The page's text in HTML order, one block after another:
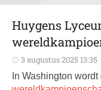
Huygens
3 augustus 2025 13:35
In Washington